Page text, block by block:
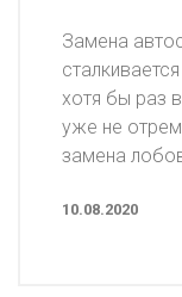
Замена
хотя бы раз
уже не
замена
10.08.2020